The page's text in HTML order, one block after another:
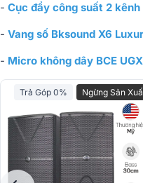
- Cục đẩy công suất 2
- Vang số Bksound X6
- Micro không dây BCE
Trả Góp 0% Ngừng Sản